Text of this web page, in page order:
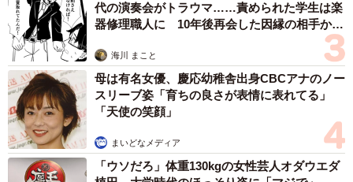
める声が上がりました。
阪急電鉄は今回の撮り鉄の線路侵入について「危険な行為
なのでやめていただきたい」としています。
代の演奏会がトラウマ……責められた学生は楽
器修理職人に 10年後再会した因縁の相手から
海川 まこと
母は有名女優、慶応幼稚舎出身CBCアナのノー
スリーブ姿「育ちの良さが表情に表れてる」
「天使の笑顔」
まいどなメディア
「ウソだろ」体重130kgの女性芸人オダウエダ